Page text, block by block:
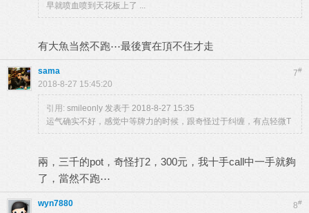
早就喷血喷到天花板上了 ...
有大魚当然不跑⋯最後實在頂不住才走
7#
sama
2018-8-27 15:45:20
引用: smileonly 发表于 2018-8-27 15:35
运气确实不好，感觉中等牌力的时候，跟奇怪过于纠缠，有点轻微T
兩，三千的pot，奇怪打2，300元，我十手call中一手就夠
了，當然不跑⋯
8#
wyn7880